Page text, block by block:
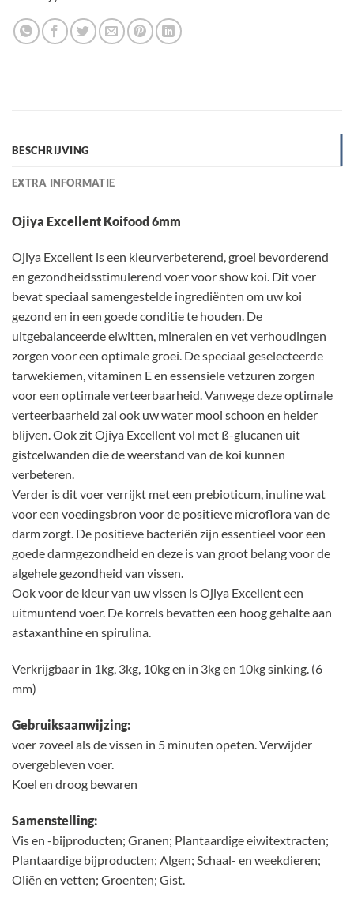
BESCHRIJVING
EXTRA INFORMATIE
Ojiya Excellent Koifood 6mm
Ojiya Excellent is een kleurverbeterend, groei bevorderend
en gezondheidsstimulerend voer voor show koi. Dit voer
bevat speciaal samengestelde ingrediënten om uw koi
gezond en in een goede conditie te houden. De
uitgebalanceerde eiwitten, mineralen en vet verhoudingen
zorgen voor een optimale groei. De speciaal geselecteerde
tarwekiemen, vitaminen E en essensiele vetzuren zorgen
voor een optimale verteerbaarheid. Vanwege deze optimale
verteerbaarheid zal ook uw water mooi schoon en helder
blijven. Ook zit Ojiya Excellent vol met ß-glucanen uit
gistcelwanden die de weerstand van de koi kunnen
verbeteren.
Verder is dit voer verrijkt met een prebioticum, inuline wat
voor een voedingsbron voor de positieve microflora van de
darm zorgt. De positieve bacteriën zijn essentieel voor een
goede darmgezondheid en deze is van groot belang voor de
algehele gezondheid van vissen.
Ook voor de kleur van uw vissen is Ojiya Excellent een
uitmuntend voer. De korrels bevatten een hoog gehalte aan
astaxanthine en spirulina.
Verkrijgbaar in 1kg, 3kg, 10kg en in 3kg en 10kg sinking. (6
mm)
Gebruiksaanwijzing:
voer zoveel als de vissen in 5 minuten opeten. Verwijder
overgebleven voer.
Koel en droog bewaren
Samenstelling:
Vis en -bijproducten; Granen; Plantaardige eiwitextracten;
Plantaardige bijproducten; Algen; Schaal- en weekdieren;
Oliën en vetten; Groenten; Gist.